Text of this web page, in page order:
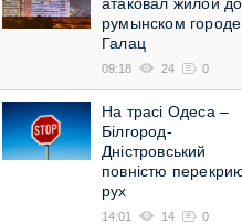
румынском городе
Галац
09:18 24 0
На трасі Одеса –
Білгород-
Дністровський
повністю
рух
14:01 14 0